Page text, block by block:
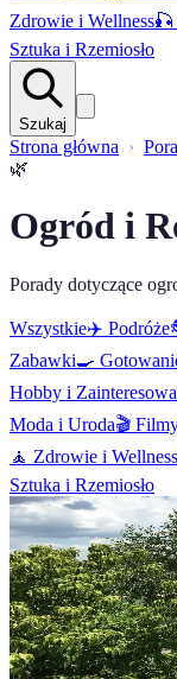
Zdrowie i Wellness🎣
Sztuka i Rzemiosło
Szukaj
Strona główna
🌿
Ogród i
Porady dotyczące
Wszystkie✈️ Podróże
Zabawki🍳
Hobby i
Moda i Uroda🎬
🧘 Zdrowie i Wellness
Sztuka i Rzemiosło